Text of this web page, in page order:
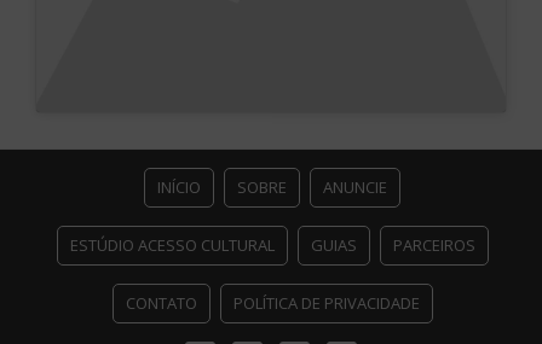
INÍCIO SOBRE ANUNCIE
ESTÚDIO ACESSO CULTURAL GUIAS PARCEIROS
CONTATO POLÍTICA DE PRIVACIDADE